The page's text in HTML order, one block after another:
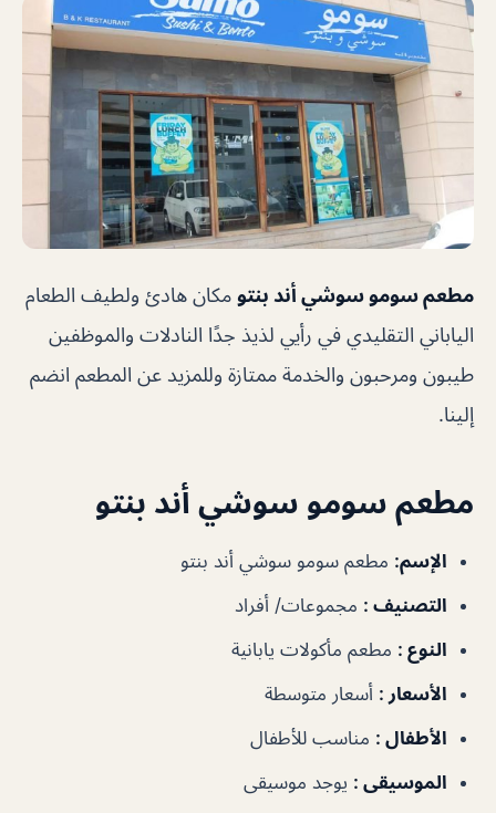
مطعم سومو سوشي أند بنتو مكان هادئ ولطيف الطعام
الياباني التقليدي في رأيي لذيذ جدًا النادلات والموظفين
طيبون ومرحبون والخدمة ممتازة وللمزيد عن المطعم انضم
إلينا.
مطعم سومو سوشي أند بنتو
الإسم: مطعم سومو سوشي أند بنتو
التصنيف : مجموعات/ أفراد
النوع : مطعم مأكولات يابانية
الأسعار : أسعار متوسطة
الأطفال : مناسب للأطفال
الموسيقى : يوجد موسيقى